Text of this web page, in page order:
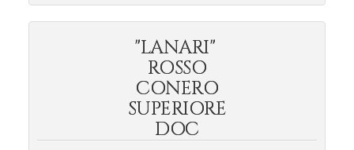
"LANARI"
ROSSO
CONERO
SUPERIORE
DOC